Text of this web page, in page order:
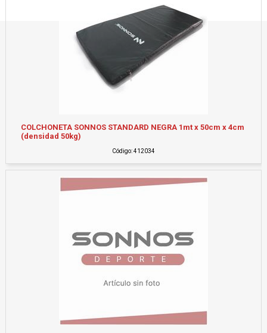
COLCHONETA SONNOS STANDARD NEGRA 1mt x 50cm x 4cm
(densidad 50kg)
Código: 412034